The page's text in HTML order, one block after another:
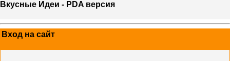
Вкусные Идеи - PDA версия
Вход на сайт